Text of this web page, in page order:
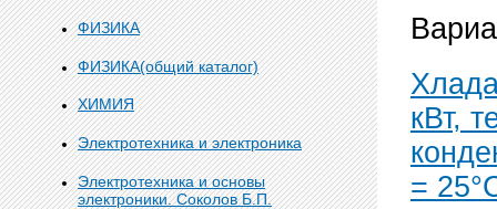
ФИЗИКА
ФИЗИКА(общий каталог)
ХИМИЯ
Электротехника и электроника
Электротехника и основы
электроники. Соколов Б.П.
кВт,
=